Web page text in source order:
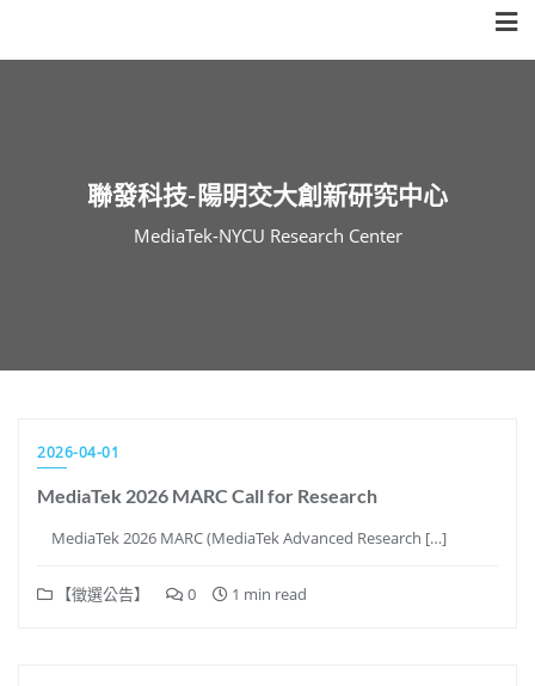
聯發科技-陽明交大創新研究中心
MediaTek-NYCU Research Center
2026-04-01
MediaTek 2026 MARC Call for Research
MediaTek 2026 MARC (MediaTek Advanced Research […]
【徵選公告】 0 1 min read